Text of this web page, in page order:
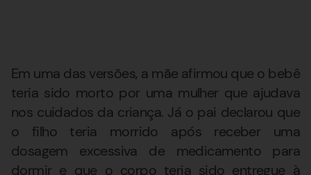
Em uma das versões, a mãe afirmou que o bebê
teria sido morto por uma mulher que ajudava
nos cuidados da criança. Já o pai declarou que
o filho teria morrido após receber uma
dosagem excessiva de medicamento para
dormir e que o corpo teria sido entregue à